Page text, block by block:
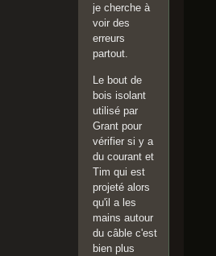
je cherche à
voir des
erreurs
partout.
Le bout de
bois isolant
utilisé par
Grant pour
vérifier si y a
du courant et
Tim qui est
projeté alors
qu'il a les
mains autour
du câble c'est
bien plus